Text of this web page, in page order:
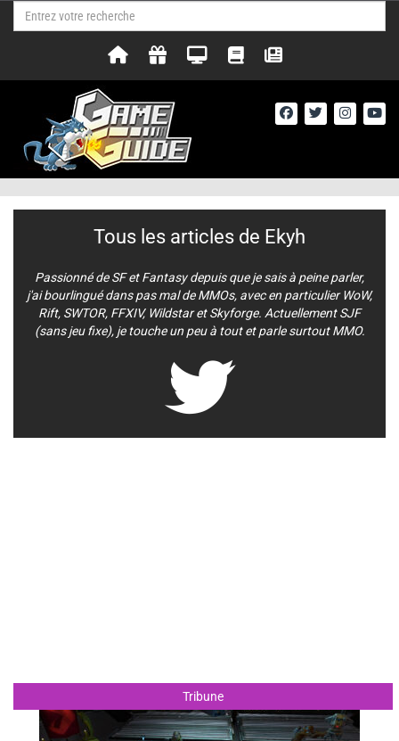
Tribune
Tous les articles de Ekyh
Passionné de SF et Fantasy depuis que je sais à peine parler,
j'ai bourlingué dans pas mal de MMOs, avec en particulier WoW,
Rift, SWTOR, FFXIV, Wildstar et Skyforge. Actuellement SJF
(sans jeu fixe), je touche un peu à tout et parle surtout MMO.